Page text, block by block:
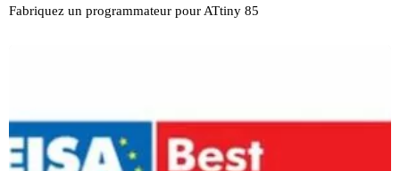
Fabriquez un programmateur pour ATtiny 85